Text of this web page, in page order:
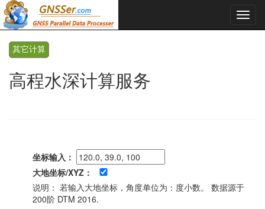
其它计算
高程水深计算服务
坐标输入：
大地坐标/XYZ：
说明： 若输入大地坐标，角度单位为：度小数。 数据源于
200阶 DTM 2016.